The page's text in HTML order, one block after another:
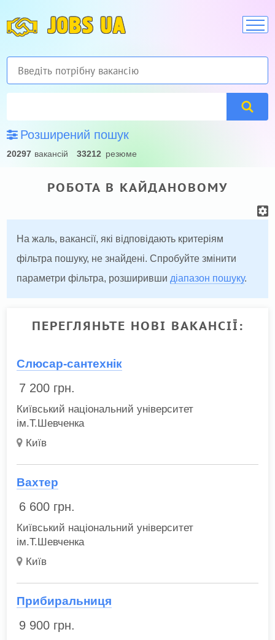
JOBS UA
Розширений пошук
20297 вакансій 33212 резюме
РОБОТА В КАЙДАНОВОМУ
На жаль, вакансії, які відповідають критеріям
фільтра пошуку, не знайдені. Спробуйте змінити
параметри фільтра, розширивши діапазон пошуку.
ПЕРЕГЛЯНЬТЕ НОВІ ВАКАНСІЇ:
Слюсар-сантехнік
7 200 грн.
Київський національний університет
ім.Т.Шевченка
Київ
Вахтер
6 600 грн.
Київський національний університет
ім.Т.Шевченка
Київ
Прибиральниця
9 900 грн.